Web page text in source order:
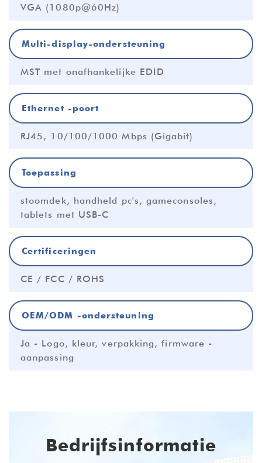
VGA (1080p@60Hz)
Multi-display-ondersteuning
MST met onafhankelijke EDID
Ethernet -poort
RJ45, 10/100/1000 Mbps (Gigabit)
Toepassing
stoomdek, handheld pc's, gameconsoles,
tablets met USB-C
Certificeringen
CE / FCC / ROHS
OEM/ODM -ondersteuning
Ja - Logo, kleur, verpakking, firmware -
aanpassing
Bedrijfsinformatie